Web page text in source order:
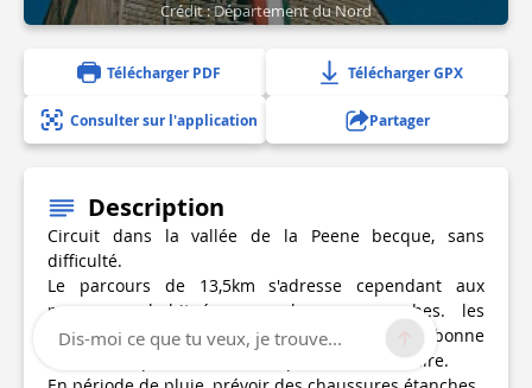
Crédit : Département du Nord
Télécharger PDF Télécharger GPX
Consulter sur l'application Partager
Description
Circuit dans la vallée de la Peene becque, sans
difficulté.
Le parcours de 13,5km s'adresse cependant aux
personnes habituées aux longues marches. les
traversées de la RD 916 présentent une bonne
visibilité, la prudence reste cependant nécessaire.
Dis-moi ce que tu veux, je trouve...